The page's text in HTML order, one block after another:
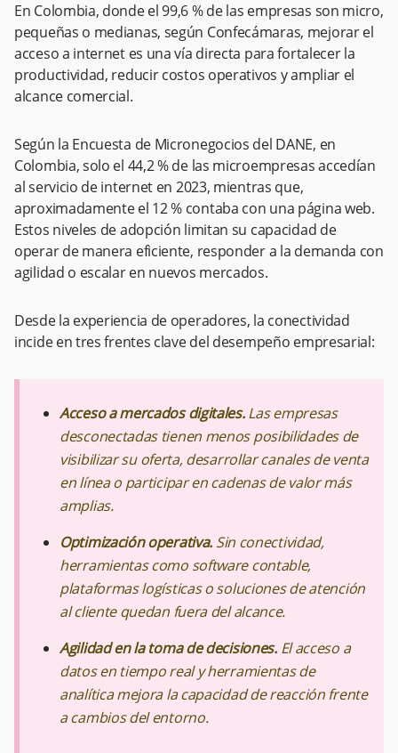
En Colombia, donde el 99,6 % de las empresas son micro,
pequeñas o medianas, según Confecámaras, mejorar el
acceso a internet es una vía directa para fortalecer la
productividad, reducir costos operativos y ampliar el
alcance comercial.
Según la Encuesta de Micronegocios del DANE, en
Colombia, solo el 44,2 % de las microempresas accedían
al servicio de internet en 2023, mientras que,
aproximadamente el 12 % contaba con una página web.
Estos niveles de adopción limitan su capacidad de
operar de manera eficiente, responder a la demanda con
agilidad o escalar en nuevos mercados.
Desde la experiencia de operadores, la conectividad
incide en tres frentes clave del desempeño empresarial:
Acceso a mercados digitales.Las empresas
desconectadas tienen menos posibilidades de
visibilizar su oferta, desarrollar canales de venta
en línea o participar en cadenas de valor más
amplias.
Optimización operativa. Sin conectividad,
herramientas como software contable,
plataformas logísticas o soluciones de atención
al cliente quedan fuera del alcance.
Agilidad en la toma de decisiones.El acceso a
datos en tiempo real y herramientas de
analítica mejora la capacidad de reacción frente
a cambios del entorno.